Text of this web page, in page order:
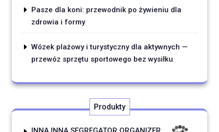
Pasze dla koni: przewodnik po żywieniu dla
zdrowia i formy
Wózek plażowy i turystyczny dla aktywnych —
przewóz sprzętu sportowego bez wysiłku
Produkty